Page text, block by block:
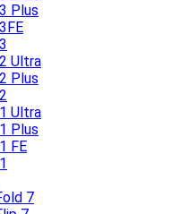
Plus
Ultra
Plus
Ultra
Plus
FE
7